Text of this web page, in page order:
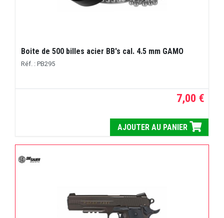
Boite de 500 billes acier BB's cal. 4.5 mm GAMO
Réf. : PB295
7,00 €
AJOUTER AU PANIER